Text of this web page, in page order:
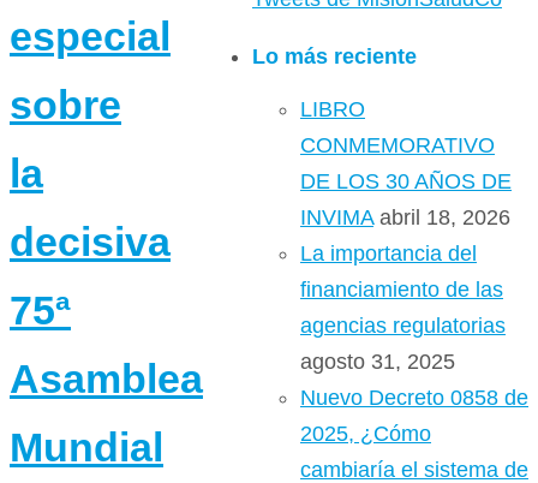
especial
sobre
la
decisiva
75ª
Asamblea
Mundial
Lo más reciente
LIBRO
CONMEMORATIVO
DE LOS 30 AÑOS DE
INVIMA abril 18, 2026
La importancia del
financiamiento de las
agencias regulatorias
agosto 31, 2025
Nuevo Decreto 0858 de
2025, ¿Cómo
cambiaría el sistema de